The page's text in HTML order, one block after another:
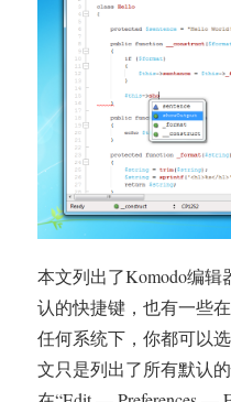
本文列出了Komodo编辑
认的快捷键，也有一些
任何系统下，你都可以
文只是列出了所有默认